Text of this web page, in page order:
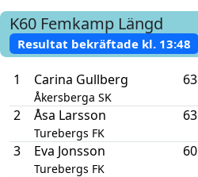
K60 Femkamp Längd
Resultat bekräftade kl. 13:48
1 Carina Gullberg
Åkersberga SK
63
2 Åsa Larsson
Turebergs FK
63
3 Eva Jonsson
Turebergs FK
60